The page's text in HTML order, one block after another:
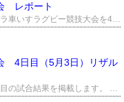
レポート
World Wheelchair Rugby 公認2026ジャパンパラ車いすラグビー競技大会を4月30日から5月3日の4日間、千葉ポートアリーナにおいて開催した。日本はパリ2024パラリンピック競技大会において金メダルを獲得し、世界ランキングでも1位を維持している（2025年12月時点）。そして今大会には同ランキング3位のアメリカ、5位フランス、6位カナダと世界的な強豪チームが集結し、4か国で熱戦を繰り広げた。 各国ともに新戦力の抜擢と育成を狙い、様々なチーム編成で今大会に臨んだが、日本も期待の女子プレーヤーである西村柚菜をメンバーに加えるなど新たな戦い方を模索していた。 大会では4か国による総当たり戦を2回行い、最終日にその1位と2位による決勝戦、3位と4位による3位決定戦で最終順位を決定した。 会場となった千葉ポートアリーナ 開幕戦では日本とフランスが対戦。序盤は競った展開が続いたが、試合が進むにつれて日本がリードを広げていき、最終的には14点差の57-43で日本が勝利して安定した強さを見せた。その後も日本は危なげない試合運びでアメリカやカナダにも勝利を重ねて、総当たり戦を6連勝で決勝進出を決めた。日本に次ぐ勝ち星を挙げたのはアメリカで、主力ハイポインターが今大会不在の中でもチームの層の厚さを見せてフランスとカナダを下して2位で総当たり戦を終えた。 日本とアメリカの決勝戦では、日本が前半から27対21とリードを奪うものの、後半アメリカの守備が光り、日本との点差を詰めることに成功した。それでも日本はメンバーを入れ替えながら池透暢や橋本勝也らの活躍で勢いを取り戻して、47対38でアメリカに勝利して今大会の優勝を飾った。 躍動感あるプレーで観客を沸かせた橋本勝也 パスの巧さが光った池透暢 西村柚菜は高い走力で攻守に持ち味を出していた アメリカの主力としてプレーしている女子選手のサラ・アダム 多彩なプレーを見せたカナダのオースティン・マックレラン 3位決定戦で今大会初勝利を挙げて喜ぶフランス 国際大会ならではの激しいプレーを各チームが見せてくれた
4日目（5月3日）リザル
2026ジャパンパラ車いすラグビー競技大会の4日目の試合結果を掲載します。 2026JPWRリザルト 4日目（5月3日）リザルト.pdf